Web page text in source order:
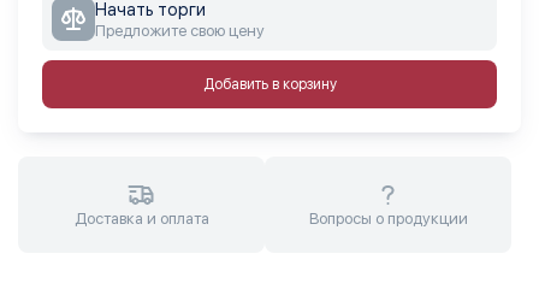
Начать торги
Предложите свою цену
Добавить в корзину
Доставка и оплата Вопросы о продукции